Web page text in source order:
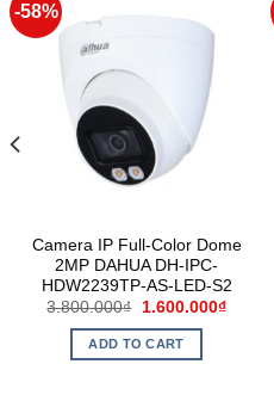
-58%
Camera IP Full-Color Dome
2MP DAHUA DH-IPC-
HDW2239TP-AS-LED-S2
3.800.000₫ 1.600.000₫
ADD TO CART